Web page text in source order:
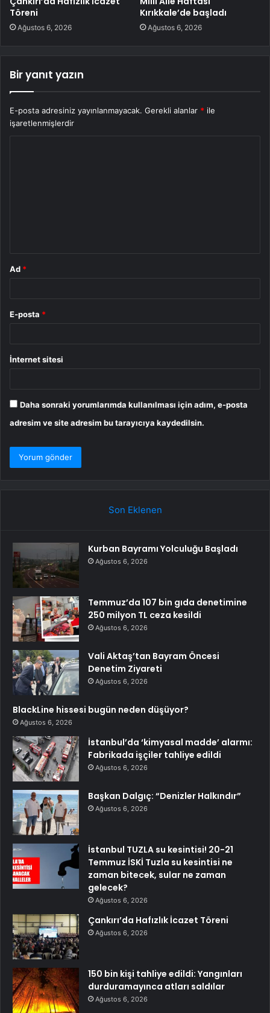
Töreni
Ağustos 6, 2026
Kırıkkale’de başladı
Ağustos 6, 2026
Bir yanıt yazın
E-posta adresiniz yayınlanmayacak. Gerekli alanlar * ile
işaretlenmişlerdir
Ad *
E-posta *
İnternet sitesi
Daha sonraki yorumlarımda kullanılması için adım, e-posta
adresim ve site adresim bu tarayıcıya kaydedilsin.
Son Eklenen
Kurban Bayramı Yolculuğu Başladı
Ağustos 6, 2026
Temmuz’da 107 bin gıda denetimine
250 milyon TL ceza kesildi
Ağustos 6, 2026
Vali Aktaş’tan Bayram Öncesi
Denetim Ziyareti
Ağustos 6, 2026
BlackLine hissesi bugün neden düşüyor?
Ağustos 6, 2026
İstanbul’da ‘kimyasal madde’ alarmı:
Fabrikada işçiler tahliye edildi
Ağustos 6, 2026
Başkan Dalgıç: “Denizler Halkındır”
Ağustos 6, 2026
İstanbul TUZLA su kesintisi! 20-21
Temmuz İSKİ Tuzla su kesintisi ne
zaman bitecek, sular ne zaman
gelecek?
Ağustos 6, 2026
Çankırı’da Hafızlık İcazet Töreni
Ağustos 6, 2026
150 bin kişi tahliye edildi: Yangınları
durduramayınca atları saldılar
Ağustos 6, 2026